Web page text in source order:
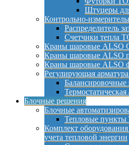
Штуцеры
Контрольно-
Распределитель
Счетчики тепла
Краны шаровые ALSO
Краны шаровые ALSO
Краны шаровые ALSO
Регулирующая
Блочные решения
Блочные
Тепловые
Комплект
учета тепловой энергии